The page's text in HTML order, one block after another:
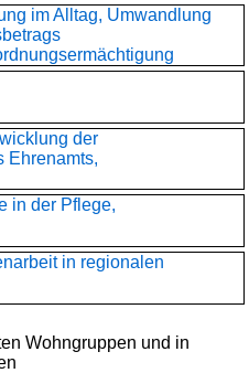
im Alltag, Umwandlung
der
Ehrenamts,
in der Pflege,
in regionalen
Wohngruppen und in